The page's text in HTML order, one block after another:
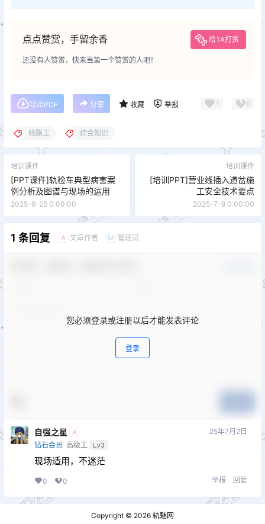
点点赞赏，手留余香 给TA打赏
还没有人赞赏，快来当第一个赞赏的人吧！
导出PDF 分享 收藏 举报 1 0
线路工 综合知识
培训课件
[PPT课件]轨检车典型病害案
例分析及图谱与现场的运用
2025-6-25 0:00:00
培训课件
[培训PPT]营业线插入道岔施
工安全技术要点
2025-7-9 0:00:00
1 条回复 A 文章作者 M 管理员
您必须登录或注册以后才能发表评论
登录
自强之星 A
钻石会员 高级工 Lv3
25年7月2日
现场适用，不迷茫
0 0 举报 回复
Copyright © 2026 轨魅网